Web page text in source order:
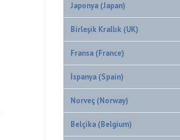
Japonya (Japan)
Birleşik Krallık (UK)
Fransa (France)
İspanya (Spain)
Norveç (Norway)
Belçika (Belgium)